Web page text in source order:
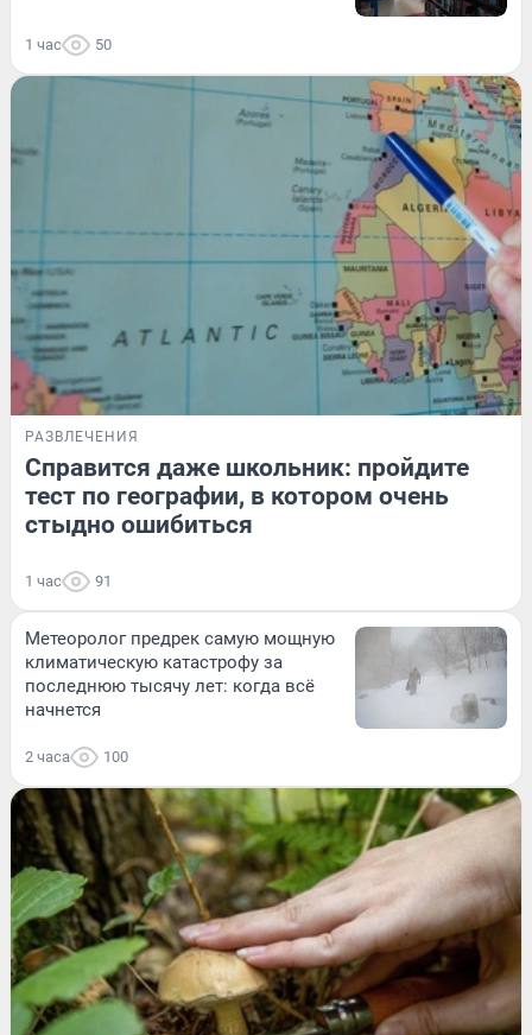
1 час 50
РАЗВЛЕЧЕНИЯ
Справится даже школьник: пройдите
тест по географии, в котором очень
стыдно ошибиться
1 час 91
Метеоролог предрек самую мощную
климатическую катастрофу за
последнюю тысячу лет: когда всё
начнется
2 часа 100